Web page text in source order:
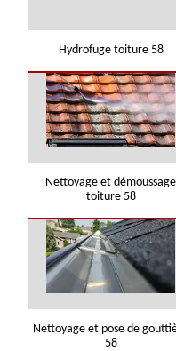
Hydrofuge toiture 58
Nettoyage et démoussage
toiture 58
Nettoyage et pose de
58